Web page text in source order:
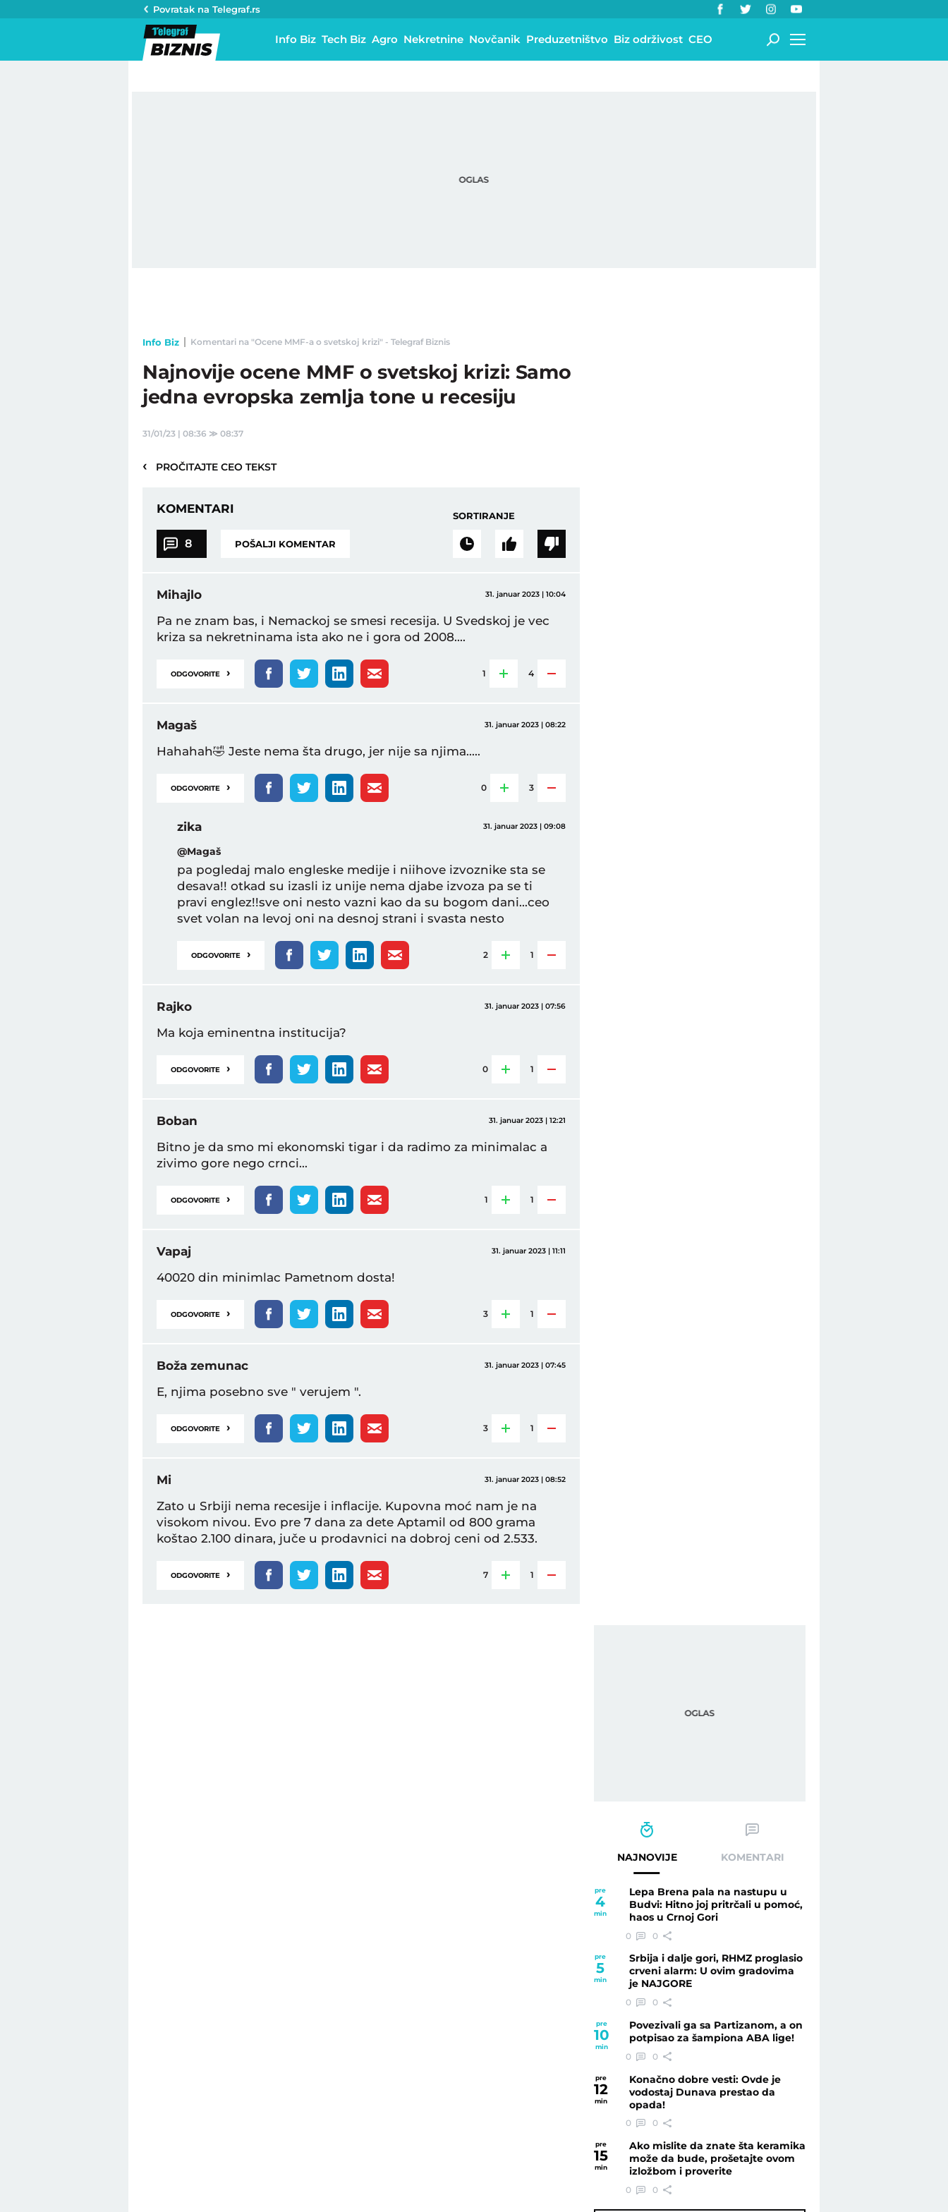
Povratak na Telegraf.rs
Info Biz Tech Biz Agro Nekretnine Novčanik Preduzetništvo Biz održivost CEO
Info Biz Komentari na "Ocene MMF-a o svetskoj krizi" - Telegraf Biznis
Najnovije ocene MMF o svetskoj krizi: Samo
jedna evropska zemlja tone u recesiju
31/01/23 | 08:36 ≫ 08:37
‹ PROČITAJTE CEO TEKST
KOMENTARI
8 POŠALJI KOMENTAR
SORTIRANJE
31. januar 2023 | 10:04
Mihajlo
Pa ne znam bas, i Nemackoj se smesi recesija. U Svedskoj je vec
kriza sa nekretninama ista ako ne i gora od 2008....
ODGOVORITE › 1 4
31. januar 2023 | 08:22
Magaš
Hahahah🤣 Jeste nema šta drugo, jer nije sa njima.....
ODGOVORITE › 0 3
31. januar 2023 | 09:08
zika
@Magaš
pa pogledaj malo engleske medije i niihove izvoznike sta se
desava!! otkad su izasli iz unije nema djabe izvoza pa se ti
pravi englez!!sve oni nesto vazni kao da su bogom dani...ceo
svet volan na levoj oni na desnoj strani i svasta nesto
ODGOVORITE › 2 1
31. januar 2023 | 07:56
Rajko
Ma koja eminentna institucija?
ODGOVORITE › 0 1
31. januar 2023 | 12:21
Boban
Bitno je da smo mi ekonomski tigar i da radimo za minimalac a
zivimo gore nego crnci...
ODGOVORITE › 1 1
31. januar 2023 | 11:11
Vapaj
40020 din minimlac Pametnom dosta!
ODGOVORITE › 3 1
31. januar 2023 | 07:45
Boža zemunac
E, njima posebno sve " verujem ".
ODGOVORITE › 3 1
31. januar 2023 | 08:52
Mi
Zato u Srbiji nema recesije i inflacije. Kupovna moć nam je na
visokom nivou. Evo pre 7 dana za dete Aptamil od 800 grama
koštao 2.100 dinara, juče u prodavnici na dobroj ceni od 2.533.
ODGOVORITE › 7 1
NAJNOVIJE KOMENTARI
pre
4
min
Lepa Brena pala na nastupu u
Budvi: Hitno joj pritrčali u pomoć,
haos u Crnoj Gori
0 0
pre
5
min
Srbija i dalje gori, RHMZ proglasio
crveni alarm: U ovim gradovima
je NAJGORE
0 0
pre
10
min
Povezivali ga sa Partizanom, a on
potpisao za šampiona ABA lige!
0 0
pre
12
min
Konačno dobre vesti: Ovde je
vodostaj Dunava prestao da
opada!
0 0
pre
15
min
Ako mislite da znate šta keramika
može da bude, prošetajte ovom
izložbom i proverite
0 0